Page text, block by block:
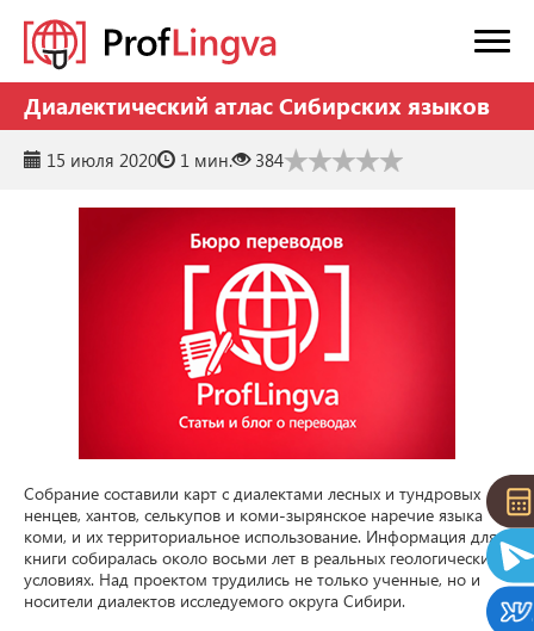
Диалектический атлас Сибирских языков
15 июля 2020 1 мин. 384
Собрание составили карт с диалектами лесных и тундровых
ненцев, хантов, селькупов и коми-зырянское наречие языка
коми, и их территориальное использование. Информация для
книги собиралась около восьми лет в реальных геологических
условиях. Над проектом трудились не только ученные, но и
носители диалектов исследуемого округа Сибири.